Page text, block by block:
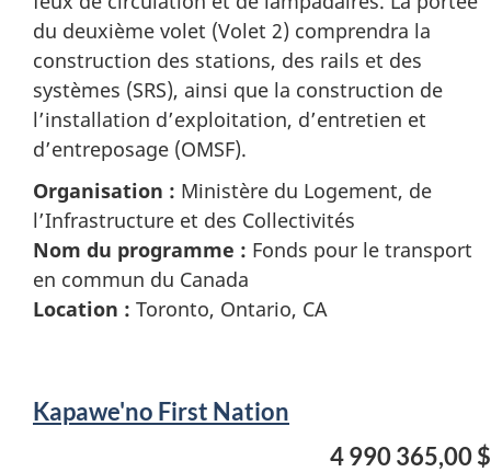
du deuxième volet (Volet 2) comprendra la
construction des stations, des rails et des
systèmes (SRS), ainsi que la construction de
l’installation d’exploitation, d’entretien et
d’entreposage (OMSF).
Organisation : Ministère du Logement, de
l’Infrastructure et des Collectivités
Nom du programme : Fonds pour le transport
en commun du Canada
Location : Toronto, Ontario, CA
Kapawe'no First Nation
4 990 365,00 $